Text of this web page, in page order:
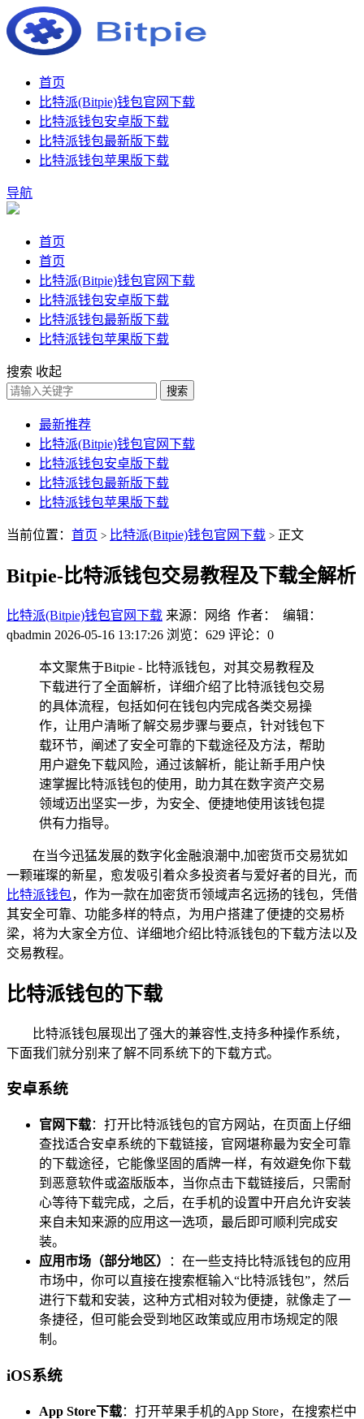
首页
比特派(Bitpie)钱包官网下载
比特派钱包安卓版下载
比特派钱包最新版下载
比特派钱包苹果版下载
导航
首页
首页
比特派(Bitpie)钱包官网下载
比特派钱包安卓版下载
比特派钱包最新版下载
比特派钱包苹果版下载
搜索 收起
搜索
最新推荐
比特派(Bitpie)钱包官网下载
比特派钱包安卓版下载
比特派钱包最新版下载
比特派钱包苹果版下载
当前位置： 首页 > 比特派(Bitpie)钱包官网下载 > 正文
Bitpie-比特派钱包交易教程及下载全解析
比特派(Bitpie)钱包官网下载 来源：网络 作者： 编辑：
qbadmin 2026-05-16 13:17:26 浏览：629 评论：0
本文聚焦于Bitpie - 比特派钱包，对其交易教程及
下载进行了全面解析，详细介绍了比特派钱包交易
的具体流程，包括如何在钱包内完成各类交易操
作，让用户清晰了解交易步骤与要点，针对钱包下
载环节，阐述了安全可靠的下载途径及方法，帮助
用户避免下载风险，通过该解析，能让新手用户快
速掌握比特派钱包的使用，助力其在数字资产交易
领域迈出坚实一步，为安全、便捷地使用该钱包提
供有力指导。
在当今迅猛发展的数字化金融浪潮中,加密货币交易犹如
一颗璀璨的新星，愈发吸引着众多投资者与爱好者的目光，而
比特派钱包，作为一款在加密货币领域声名远扬的钱包，凭借
其安全可靠、功能多样的特点，为用户搭建了便捷的交易桥
梁，将为大家全方位、详细地介绍比特派钱包的下载方法以及
交易教程。
比特派钱包的下载
比特派钱包展现出了强大的兼容性,支持多种操作系统，
下面我们就分别来了解不同系统下的下载方式。
安卓系统
官网下载：打开比特派钱包的官方网站，在页面上仔细
查找适合安卓系统的下载链接，官网堪称最为安全可靠
的下载途径，它能像坚固的盾牌一样，有效避免你下载
到恶意软件或盗版版本，当你点击下载链接后，只需耐
心等待下载完成，之后，在手机的设置中开启允许安装
来自未知来源的应用这一选项，最后即可顺利完成安
装。
应用市场（部分地区）
：在一些支持比特派钱包的应用
市场中，你可以直接在搜索框输入“比特派钱包”，然后
进行下载和安装，这种方式相对较为便捷，就像走了一
条捷径，但可能会受到地区政策或应用市场规定的限
制。
iOS系统
App Store下载：打开苹果手机的App Store，在搜索栏中